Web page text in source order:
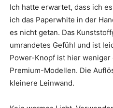
Ich hatte erwartet, dass ich
ich das Paperwhite in der
es nicht getan. Das
umrandetes Gefühl und ist
Power-Knopf ist hier
Premium-Modellen. Die
kleinere Leinwand.